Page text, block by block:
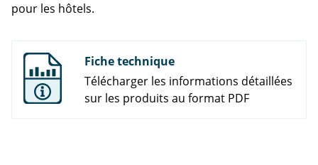
pour les hôtels.
Fiche technique
Télécharger les informations détaillées
sur les produits au format PDF